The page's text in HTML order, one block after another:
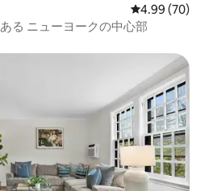
レビュー70
4.99 (70)
ニューヨークの中心部にある ニューヨークの中心部